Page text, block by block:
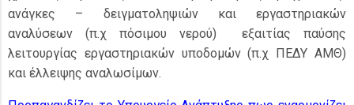
ανάγκες – δειγματοληψιών και εργαστηριακών
αναλύσεων (π.χ πόσιμου νερού) εξαιτίας παύσης
λειτουργίας εργαστηριακών υποδομών (π.χ ΠΕΔΥ ΑΜΘ)
και έλλειψης αναλωσίμων.